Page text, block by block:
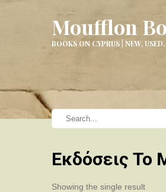
Moufflon
BOOKS ON CYPRUS | NEW,
Εκδόσεις Το
Showing the single result